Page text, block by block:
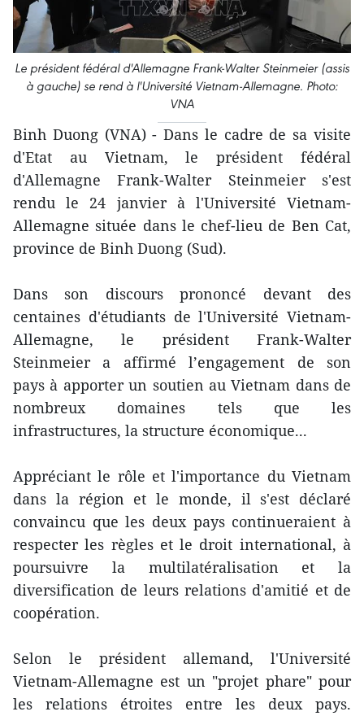
Le président fédéral d'Allemagne Frank-Walter Steinmeier (assis
à gauche) se rend à l'Université Vietnam-Allemagne. Photo:
VNA
Binh Duong (VNA) - Dans le cadre de sa visite
d'Etat au Vietnam, le président fédéral
d'Allemagne Frank-Walter Steinmeier s'est
rendu le 24 janvier à l'Université Vietnam-
Allemagne située dans le chef-lieu de Ben Cat,
province de Binh Duong (Sud).
Dans son discours prononcé devant des
centaines d'étudiants de l'Université Vietnam-
Allemagne, le président Frank-Walter
Steinmeier a affirmé l’engagement de son
pays à apporter un soutien au Vietnam dans de
nombreux domaines tels que les
infrastructures, la structure économique...
Appréciant le rôle et l'importance du Vietnam
dans la région et le monde, il s'est déclaré
convaincu que les deux pays continueraient à
respecter les règles et le droit international, à
poursuivre la multilatéralisation et la
diversification de leurs relations d'amitié et de
coopération.
Selon le président allemand, l'Université
Vietnam-Allemagne est un "projet phare" pour
les relations étroites entre les deux pays.